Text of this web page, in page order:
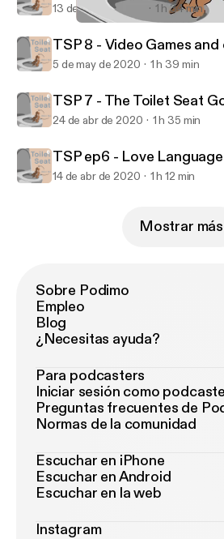
Toilet Seat
13 de may de 2020 1 h 34 min
TSP 8 - Video Games
5 de may de 2020 1 h 39 min
TSP 7 - The Toilet Seat
24 de abr de 2020 1 h 35 min
TSP ep6 - Love
14 de abr de 2020 1 h 12 min
Mostrar más
Sobre Podimo
Empleo
Blog
¿Necesitas ayuda?
Para podcasters
Iniciar sesión como
Preguntas frecuentes de
Normas de la comunidad
Escuchar en iPhone
Escuchar en Android
Escuchar en la web
Instagram